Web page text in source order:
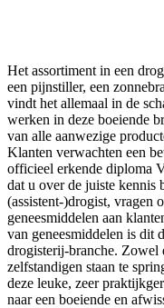
Het assortiment in een
een pijnstiller, een
vindt het allemaal in de
werken in deze boeiende
van alle aanwezige
Klanten verwachten een
officieel erkende diploma
dat u over de juiste kennis
(assistent-)drogist, vragen
geneesmiddelen aan
van geneesmiddelen is
drogisterij-branche. Zowel
zelfstandigen staan te
deze leuke, zeer
naar een boeiende en